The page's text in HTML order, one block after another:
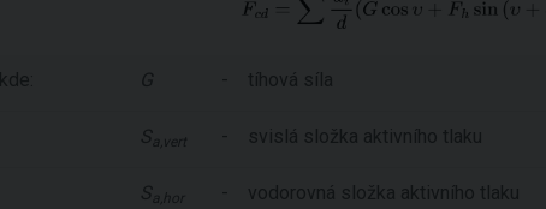
kde: G - tíhová síla
S a,vert - svislá složka aktivního tlaku
S a,hor - vodorovná složka aktivního tlaku